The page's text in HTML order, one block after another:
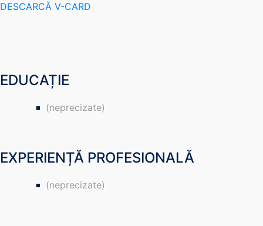
DESCARCĂ V-CARD
EDUCAȚIE
(neprecizate)
EXPERIENȚĂ PROFESIONALĂ
(neprecizate)